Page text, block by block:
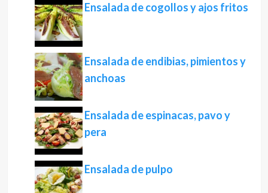
Ensalada de cogollos y ajos fritos
Ensalada de endibias, pimientos y
anchoas
Ensalada de espinacas, pavo y
pera
Ensalada de pulpo